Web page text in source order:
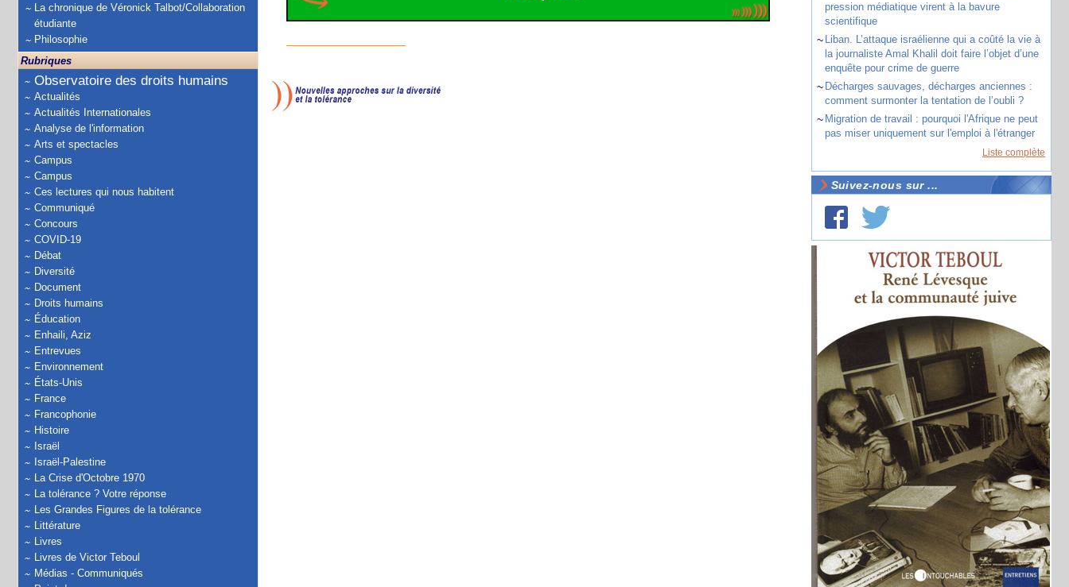
La chronique de Véronick Talbot/Collaboration
étudiante
Philosophie
Rubriques
Observatoire des droits humains
Actualités
Actualités Internationales
Analyse de l'information
Arts et spectacles
Campus
Campus
Ces lectures qui nous habitent
Communiqué
Concours
COVID-19
Débat
Diversité
Document
Droits humains
Éducation
Enhaili, Aziz
Entrevues
Environnement
États-Unis
France
Francophonie
Histoire
Israël
Israël-Palestine
La Crise d'Octobre 1970
La tolérance ? Votre réponse
Les Grandes Figures de la tolérance
Littérature
Livres
Livres de Victor Teboul
Médias - Communiqués
pression médiatique virent à la bavure
scientifique
~ Liban. L’attaque israélienne qui a coûté la vie à
la journaliste Amal Khalil doit faire l’objet d’une
enquête pour crime de guerre
~ Décharges sauvages, décharges anciennes :
comment surmonter la tentation de l’oubli ?
~ Migration de travail : pourquoi l'Afrique ne peut
pas miser uniquement sur l'emploi à l'étranger
Liste complète
Suivez-nous sur ...